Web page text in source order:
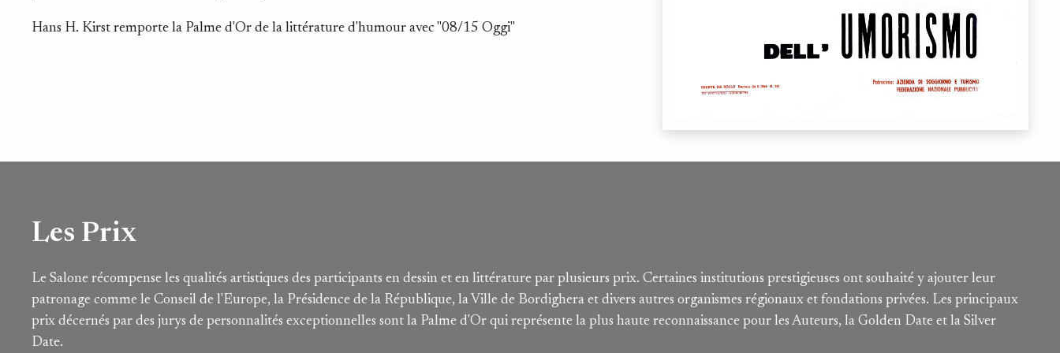
Hans H. Kirst remporte la Palme d'Or de la littérature d'humour avec "08/15 Oggi"
Les Prix
Le Salone récompense les qualités artistiques des participants en dessin et en littérature par plusieurs prix. Certaines institutions prestigieuses ont souhaité y ajouter leur
patronage comme le Conseil de l'Europe, la Présidence de la République, la Ville de Bordighera et divers autres organismes régionaux et fondations privées. Les principaux
prix décernés par des jurys de personnalités exceptionnelles sont la Palme d'Or qui représente la plus haute reconnaissance pour les Auteurs, la Golden Date et la Silver
Date.